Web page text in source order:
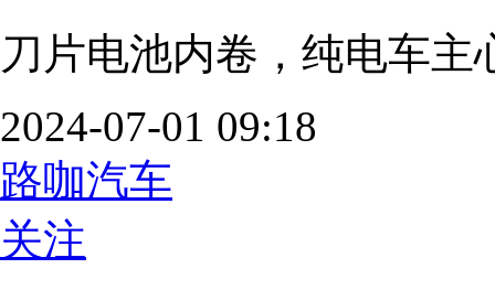
刀片电池内卷，纯电车主
2024-07-01 09:18
路咖汽车
关注